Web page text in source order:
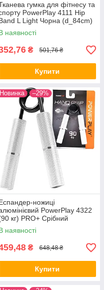
гумка для фітнесу та
PowerPlay 4111 Hip
L Light Чорна (d_84cm)
наявності
₴ 501,76 ₴
Купити
Новинка –29%
ножиці
PowerPlay 4322
кг) PRO+ Срібний
наявності
₴ 648,48 ₴
Купити